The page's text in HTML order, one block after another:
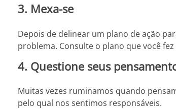
3. Mexa-se
Depois de delinear um plano de ação
problema. Consulte o plano que você
4. Questione seus
Muitas vezes ruminamos quando
pelo qual nos sentimos responsáveis.